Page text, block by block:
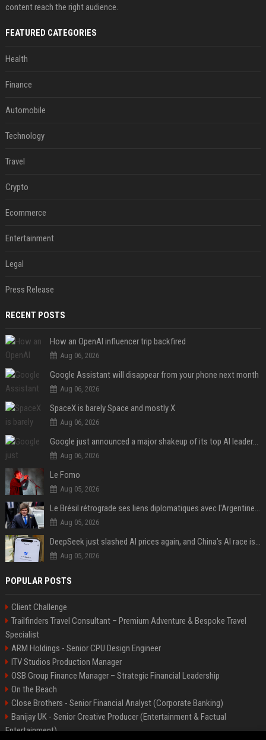
content reach the right audience.
FEATURED CATEGORIES
Health
Finance
Automobile
Technology
Travel
Crypto
Ecommerce
Entertainment
Legal
Press Release
RECENT POSTS
How an OpenAI influencer trip backfired
Aug 06, 2026
Google Assistant will disappear from your phone next month
Aug 06, 2026
SpaceX is barely Space and mostly X
Aug 06, 2026
Google just announced a major shakeup of its top AI leadership
Aug 06, 2026
Le Fomo
Aug 05, 2026
Le Brésil rétrograde ses liens diplomatiques avec l'Argentine source
Aug 05, 2026
DeepSeek just slashed AI prices again, and China’s AI race is getting even messier
Aug 05, 2026
POPULAR POSTS
Client Challenge
Trailfinders Travel Consultant – Premium Adventure & Bespoke Travel
Specialist
ARM Holdings - Senior CPU Design Engineer
ITV Studios Production Manager
OSB Group Finance Manager – Strategic Financial Leadership
On the Beach
Close Brothers - Senior Financial Analyst (Corporate Banking)
Banijay UK - Senior Creative Producer (Entertainment & Factual
Entertainment)